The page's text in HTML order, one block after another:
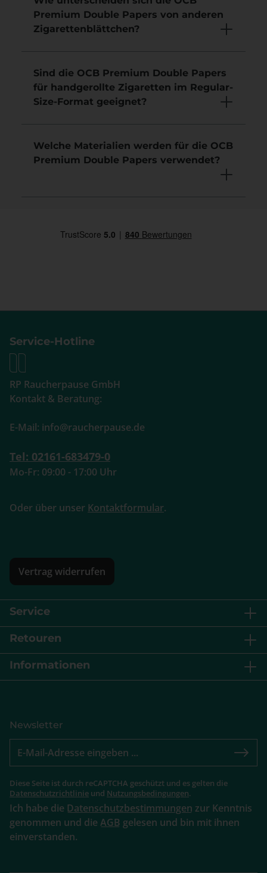
Premium Double Papers von anderen
Zigarettenblättchen?
Sind die OCB Premium Double Papers
für handgerollte Zigaretten im Regular-
Size-Format geeignet?
Welche Materialien werden für die OCB
Premium Double Papers verwendet?
Service-Hotline
RP Raucherpause GmbH
Kontakt & Beratung:
E-Mail: info@raucherpause.de
Tel: 02161-683479-0
Mo-Fr: 09:00 - 17:00 Uhr
Oder über unser Kontaktformular.
Vertrag widerrufen
Service
Retouren
Informationen
Newsletter
Diese Seite ist durch reCAPTCHA geschützt und es gelten die
Datenschutzrichtlinie und Nutzungsbedingungen.
Ich habe die Datenschutzbestimmungen zur Kenntnis
genommen und die AGB gelesen und bin mit ihnen
einverstanden.